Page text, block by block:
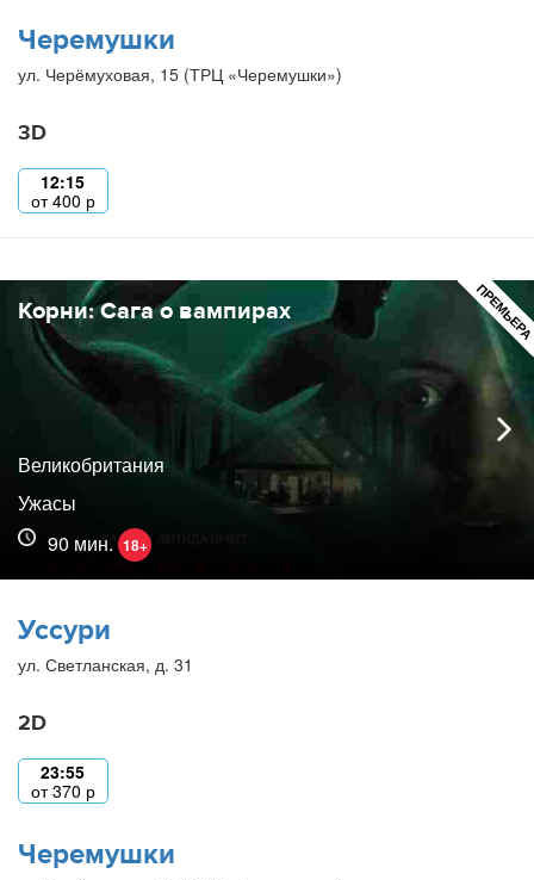
Черемушки
ул. Черёмуховая, 15 (ТРЦ «Черемушки»)
3D
12:15
от400 р
Корни: Сага о вампирах
Великобритания
Ужасы
90 мин. 18+
Уссури
ул. Светланская, д. 31
2D
23:55
от370 р
Черемушки